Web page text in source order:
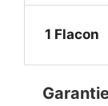
1 Flacon